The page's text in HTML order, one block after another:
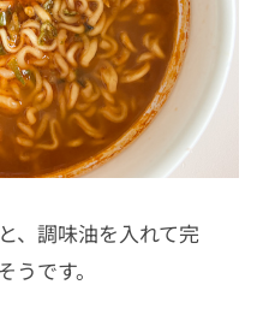
、調味油を入れて完
です。